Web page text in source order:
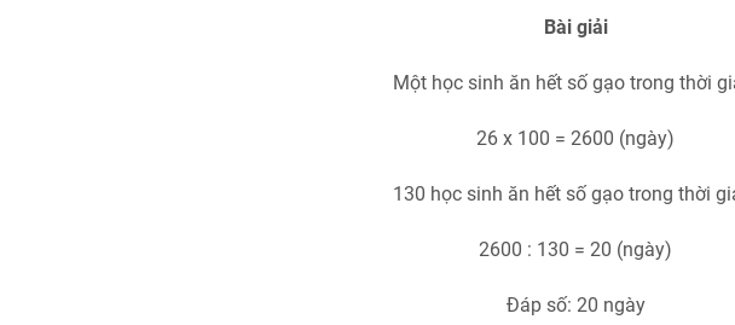
Bài giải
Một học sinh ăn hết số gạo trong thời
26 x 100 = 2600 (ngày)
130 học sinh ăn hết số gạo trong thời
2600 : 130 = 20 (ngày)
Đáp số: 20 ngày